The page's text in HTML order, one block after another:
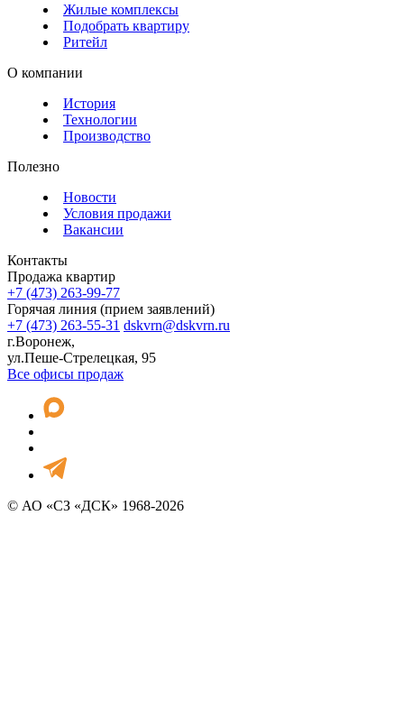
Жилые комплексы
Подобрать квартиру
Ритейл
О компании
История
Технологии
Производство
Полезно
Новости
Условия продажи
Вакансии
Контакты
Продажа квартир
+7 (473) 263-99-77
Горячая линия (прием заявлений)
+7 (473) 263-55-31 dskvrn@dskvrn.ru
г.Воронеж,
ул.Пеше-Стрелецкая, 95
Все офисы продаж
© АО «СЗ «ДСК» 1968-2026